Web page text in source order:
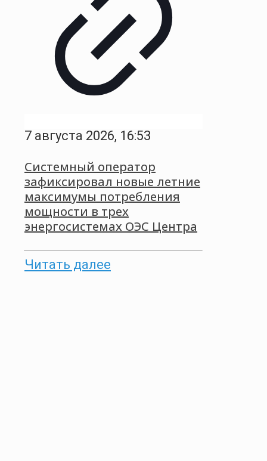
7 августа 2026, 16:53
Системный оператор
зафиксировал новые летние
максимумы потребления
мощности в трех
энергосистемах ОЭС Центра
Читать далее